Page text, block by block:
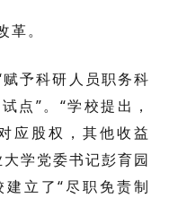
。
予科研人员职务科
点”。“学校提出，
应股权，其他收益
学党委书记彭育园
立了“尽职免责制